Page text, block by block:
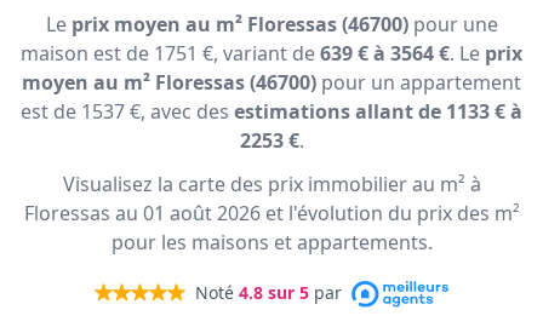
Le prix moyen au m² Floressas (46700)pour une
maison est de 1751 €, variant de639 € à 3564 €. Le prix
moyen au m² Floressas (46700) pour un appartement
est de 1537 €, avec des estimations allant de 1133 € à
2253 €.
Visualisez la carte des prix immobilier au m² à
Floressas au 01 août 2026 et l'évolution du prix des m²
pour les maisons et appartements.
Noté 4.8 sur 5 par